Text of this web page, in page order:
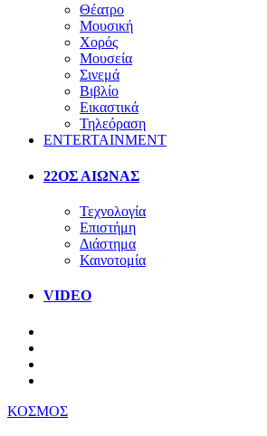
Θέατρο
Μουσική
Χορός
Μουσεία
Σινεμά
Βιβλίο
Εικαστικά
Τηλεόραση
ENTERTAINMENT
22ΟΣ ΑΙΩΝΑΣ
Τεχνολογία
Επιστήμη
Διάστημα
Καινοτομία
VIDEO
ΚΟΣΜΟΣ